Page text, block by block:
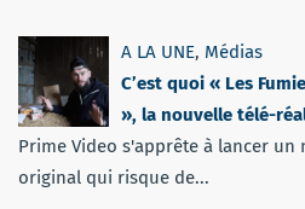
A LA UNE, Médias
C’est quoi « Les
», la nouvelle télé-
Prime Video s'apprête à lancer un
original qui risque de...